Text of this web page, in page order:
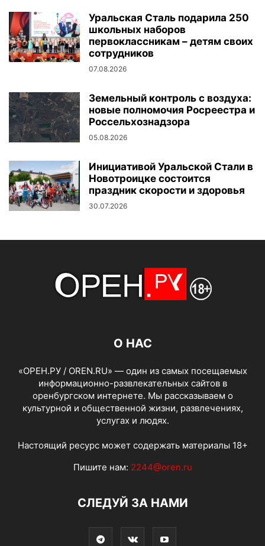
Уральская Сталь подарила 250
школьных наборов
первоклассникам – детям своих
сотрудников
07.08.2026
Земельный контроль с воздуха:
новые полномочия Росреестра и
Россельхознадзора
05.08.2026
Инициативой Уральской Стали в
Новотроицке состоится
праздник скорости и здоровья
30.07.2026
О НАС
«ОРЕН.РУ / OREN.RU» — один из самых посещаемых
информационно-развлекательных сайтов в
оренбургском интернете. Мы рассказываем о
культурной и общественной жизни, развлечениях,
услугах и людях.
Настоящий ресурс может содержать материалы 18+
Пишите нам: 2244@oren.ru
СЛЕДУЙ ЗА НАМИ